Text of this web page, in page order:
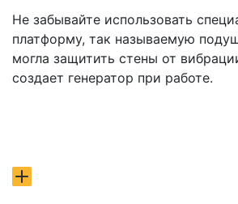
Не забывайте использовать
платформу, так называемую
могла защитить стены от
создает генератор при работе.